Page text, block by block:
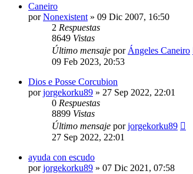
Caneiro
porNonexistent » 09 Dic 2007, 16:50
2 Respuestas
8649 Vistas
Último mensaje por Ángeles Caneiro
09 Feb 2023, 20:53
Dios e Posse Corcubion
porjorgekorku89 » 27 Sep 2022, 22:01
0 Respuestas
8899 Vistas
Último mensaje porjorgekorku89
27 Sep 2022, 22:01
ayuda con escudo
porjorgekorku89 » 07 Dic 2021, 07:58